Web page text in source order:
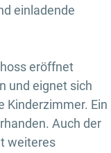
einladende
eröffnet
und eignet sich
Kinderzimmer. Ein
Auch der
weiteres